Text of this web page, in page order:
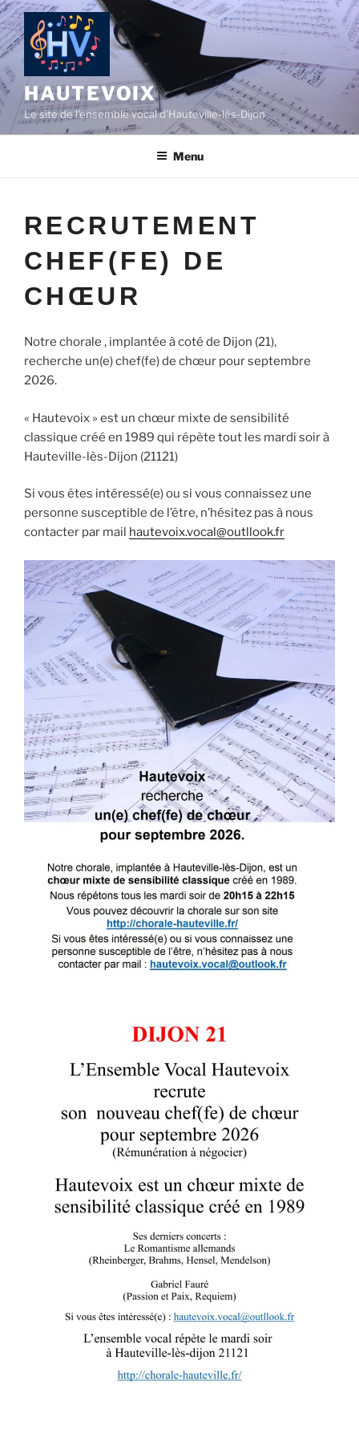
Aller
au
contenu
principal
HAUTEVOIX
Le site de l'ensemble vocal d'Hauteville-lès-Dijon
Menu
RECRUTEMENT
CHEF(FE) DE
CHŒUR
Notre chorale , implantée à coté de Dijon (21),
recherche un(e) chef(fe) de chœur pour septembre
2026.
« Hautevoix » est un chœur mixte de sensibilité
classique créé en 1989 qui répète tout les mardi soir à
Hauteville-lès-Dijon (21121)
Si vous êtes intéressé(e) ou si vous connaissez une
personne susceptible de l’être, n’hésitez pas à nous
contacter par mail hautevoix.vocal@outllook.fr